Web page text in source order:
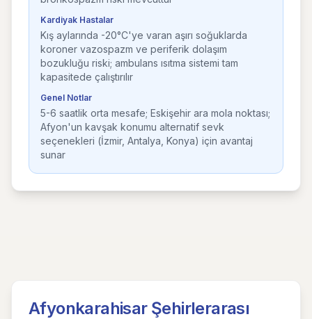
Kardiyak Hastalar
Kış aylarında -20°C'ye varan aşırı soğuklarda
koroner vazospazm ve periferik dolaşım
bozukluğu riski; ambulans ısıtma sistemi tam
kapasitede çalıştırılır
Genel Notlar
5-6 saatlik orta mesafe; Eskişehir ara mola noktası;
Afyon'un kavşak konumu alternatif sevk
seçenekleri (İzmir, Antalya, Konya) için avantaj
sunar
Afyonkarahisar Şehirlerarası